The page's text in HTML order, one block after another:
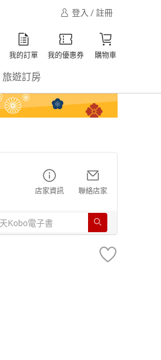
登入 / 註冊
我的訂單 我的優惠券 購物車
旅遊訂房
店家資訊 聯絡店家